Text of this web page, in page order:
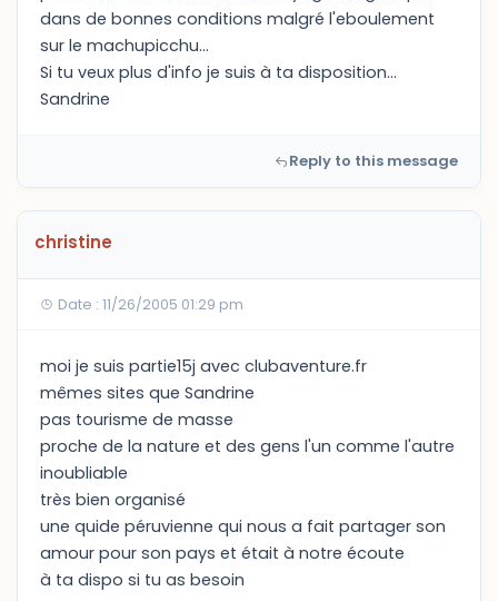
dans de bonnes conditions malgré l'eboulement
sur le machupicchu...
Si tu veux plus d'info je suis à ta disposition...
Sandrine
Reply to this message
christine
Date : 11/26/2005 01:29 pm
moi je suis partie15j avec clubaventure.fr
mêmes sites que Sandrine
pas tourisme de masse
proche de la nature et des gens l'un comme l'autre
inoubliable
très bien organisé
une quide péruvienne qui nous a fait partager son
amour pour son pays et était à notre écoute
à ta dispo si tu as besoin